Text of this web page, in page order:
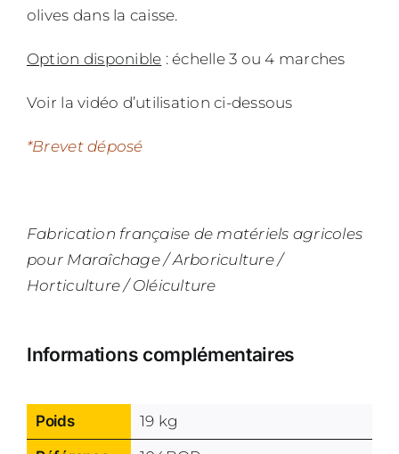
olives dans la caisse.
Option disponible : échelle 3 ou 4 marches
Voir la vidéo d’utilisation ci-dessous
*Brevet déposé
Fabrication française de matériels agricoles
pour Maraîchage / Arboriculture /
Horticulture / Oléiculture
Informations complémentaires
Poids
19 kg